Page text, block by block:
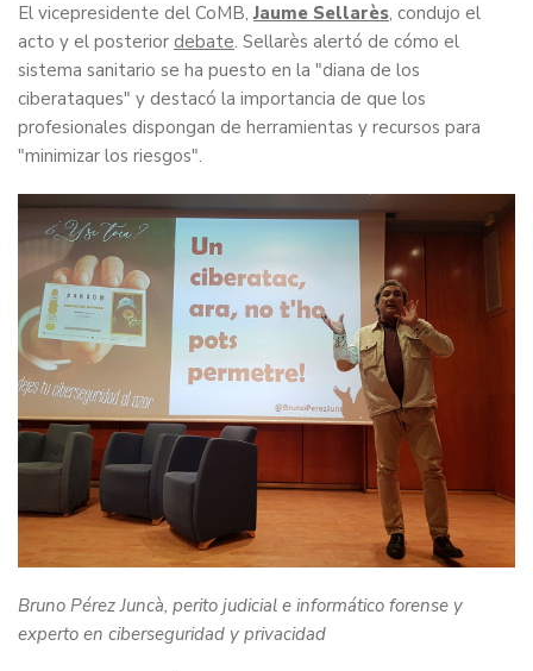
El vicepresidente del CoMB,Jaume Sellarès, condujo el
acto y el posterior debate. Sellarès alertó de cómo el
sistema sanitario se ha puesto en la "diana de los
ciberataques" y destacó la importancia de que los
profesionales dispongan de herramientas y recursos para
"minimizar los riesgos".
Bruno Pérez Juncà, perito judicial e informático forense y
experto en ciberseguridad y privacidad